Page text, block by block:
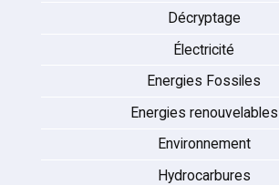
Décryptage
Électricité
Energies Fossiles
Energies renouvelables
Environnement
Hydrocarbures